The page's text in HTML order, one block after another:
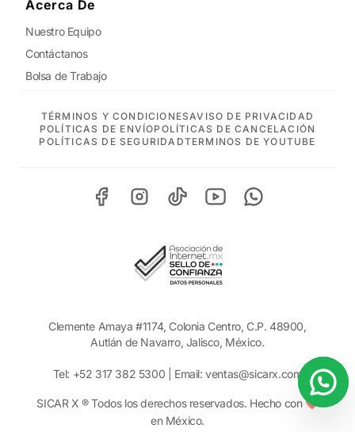
Acerca De
Nuestro Equipo
Contáctanos
Bolsa de Trabajo
TÉRMINOS Y CONDICIONESAVISO DE PRIVACIDAD
POLÍTICAS DE ENVÍOPOLÍTICAS DE CANCELACIÓN
POLÍTICAS DE SEGURIDADTERMINOS DE YOUTUBE
Clemente Amaya #1174, Colonia Centro, C.P. 48900,
Autlán de Navarro, Jalisco, México.
Tel: +52 317 382 5300 | Email:ventas@sicarx.com
SICAR X ® Todos los derechos reservados. Hecho con ❤️
en México.